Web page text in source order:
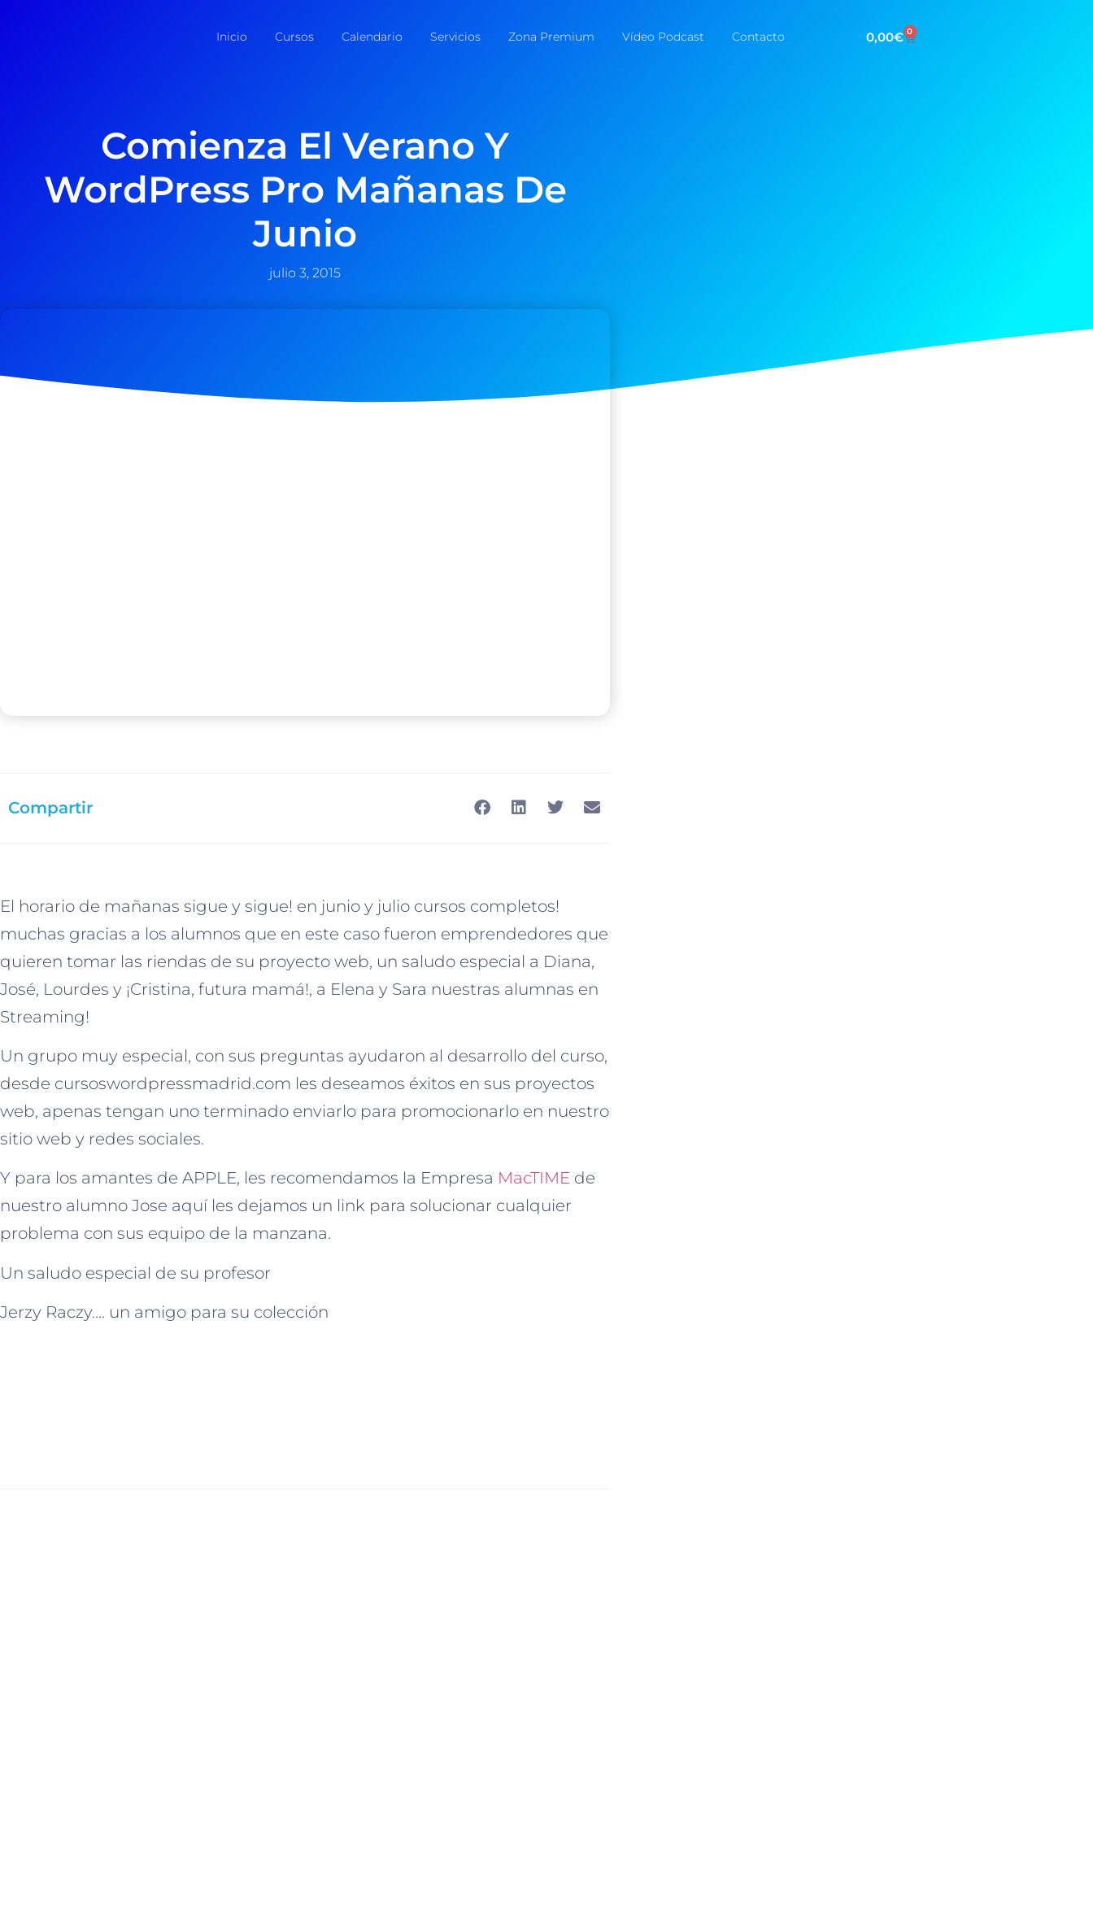
Inicio Cursos Calendario Servicios Zona Premium Vídeo Podcast Contacto 0,00€ 0
Comienza El Verano Y
WordPress Pro Mañanas De
Junio
julio 3, 2015
Compartir
El horario de mañanas sigue y sigue! en junio y julio cursos completos!
muchas gracias a los alumnos que en este caso fueron emprendedores que
quieren tomar las riendas de su proyecto web, un saludo especial a Diana,
José, Lourdes y ¡Cristina, futura mamá!, a Elena y Sara nuestras alumnas en
Streaming!
Un grupo muy especial, con sus preguntas ayudaron al desarrollo del curso,
desde cursoswordpressmadrid.com les deseamos éxitos en sus proyectos
web, apenas tengan uno terminado enviarlo para promocionarlo en nuestro
sitio web y redes sociales.
Y para los amantes de APPLE, les recomendamos la Empresa MacTIME de
nuestro alumno Jose aquí les dejamos un link para solucionar cualquier
problema con sus equipo de la manzana.
Un saludo especial de su profesor
Jerzy Raczy…. un amigo para su colección